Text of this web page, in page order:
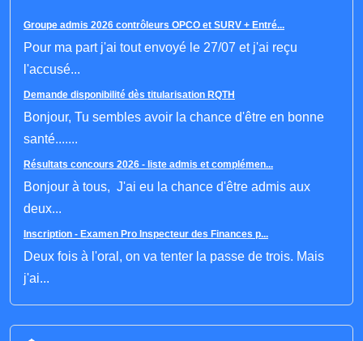
Groupe admis 2026 contrôleurs OPCO et SURV + Entré...
Pour ma part j'ai tout envoyé le 27/07 et j'ai reçu
l'accusé...
Demande disponibilité dès titularisation RQTH
Bonjour, Tu sembles avoir la chance d'être en bonne
santé.......
Résultats concours 2026 - liste admis et complémen...
Bonjour à tous, J'ai eu la chance d'être admis aux
deux...
Inscription - Examen Pro Inspecteur des Finances p...
Deux fois à l'oral, on va tenter la passe de trois. Mais
j'ai...